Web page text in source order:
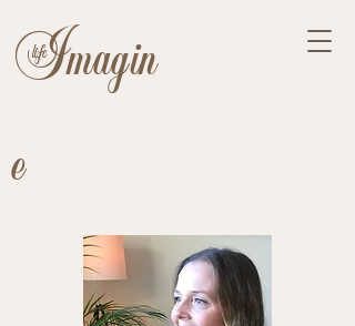
life
Imagin
e